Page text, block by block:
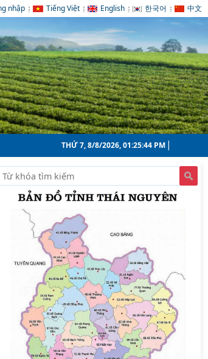
nhập Tiếng Việt English 한국어 中文
THỨ 7, 8/8/2026, 01:25:45 PM